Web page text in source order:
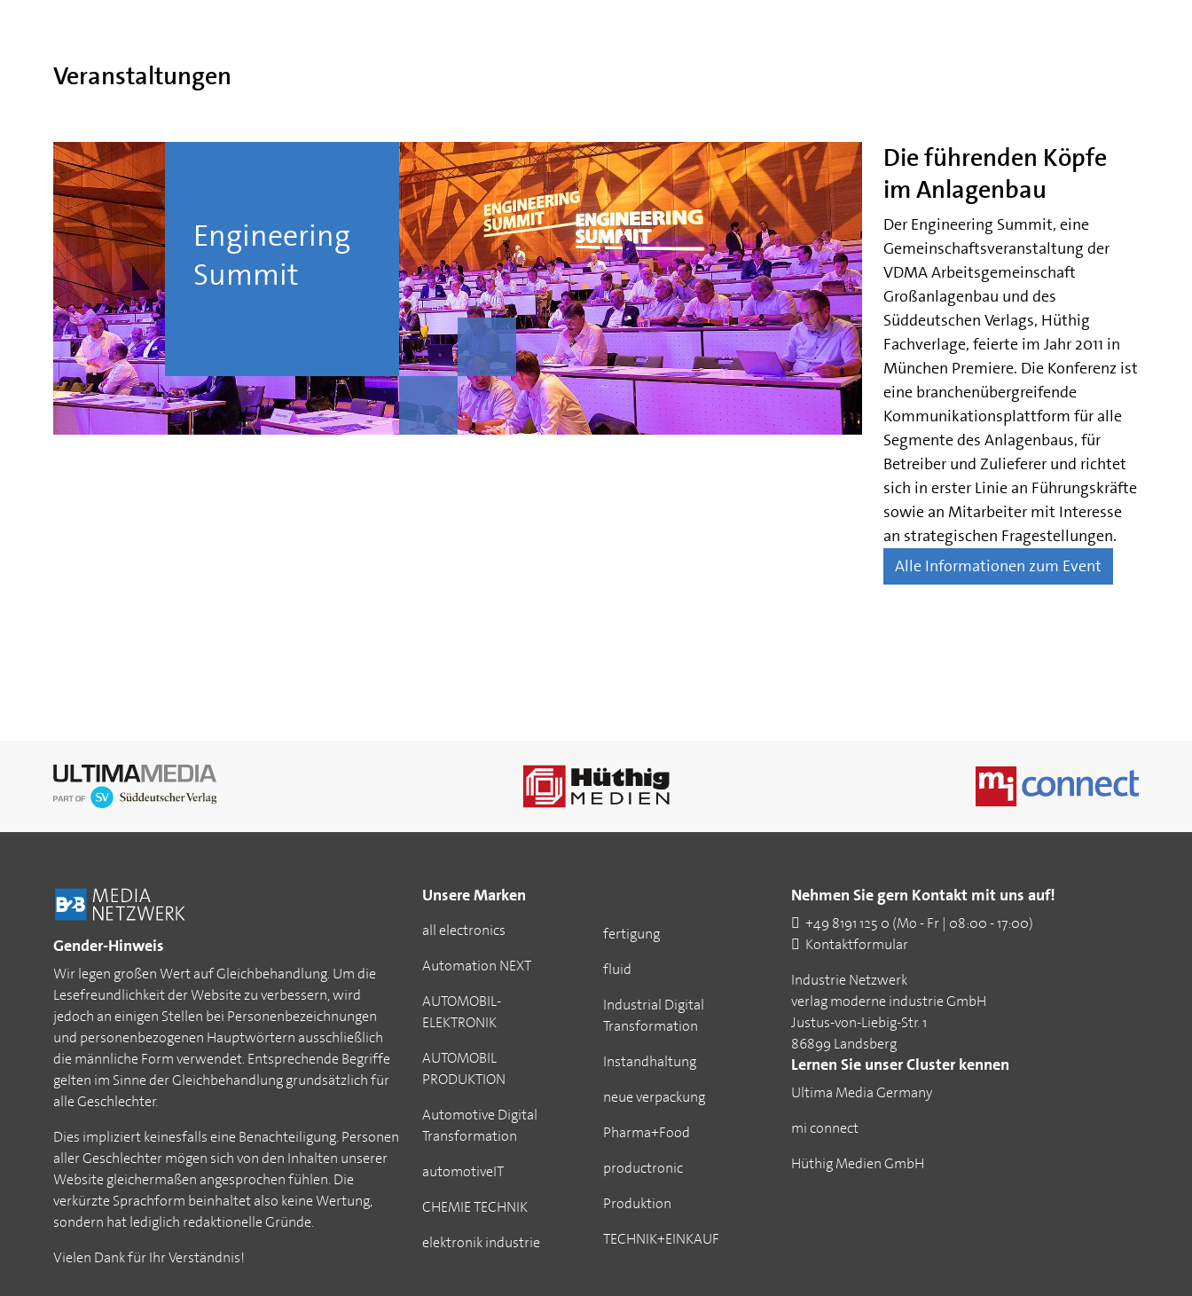
06221 - 489 206
jona.goebelbecker(at)huethig-
medien(dot)de
Veranstaltungen
Engineering
Summit
Die führenden Köpfe
im Anlagenbau
Der Engineering Summit, eine
Gemeinschaftsveranstaltung der
VDMA Arbeitsgemeinschaft
Großanlagenbau und des
Süddeutschen Verlags, Hüthig
Fachverlage, feierte im Jahr 2011 in
München Premiere. Die Konferenz ist
eine branchenübergreifende
Kommunikationsplattform für alle
Segmente des Anlagenbaus, für
Betreiber und Zulieferer und richtet
sich in erster Linie an Führungskräfte
sowie an Mitarbeiter mit Interesse
an strategischen Fragestellungen.
Alle Informationen zum Event
Gender-Hinweis
Wir legen großen Wert auf Gleichbehandlung. Um die
Lesefreundlichkeit der Website zu verbessern, wird
jedoch an einigen Stellen bei Personenbezeichnungen
und personenbezogenen Hauptwörtern ausschließlich
die männliche Form verwendet. Entsprechende Begriffe
gelten im Sinne der Gleichbehandlung grundsätzlich für
alle Geschlechter.
Dies impliziert keinesfalls eine Benachteiligung. Personen
aller Geschlechter mögen sich von den Inhalten unserer
Website gleichermaßen angesprochen fühlen. Die
verkürzte Sprachform beinhaltet also keine Wertung,
sondern hat lediglich redaktionelle Gründe.
Vielen Dank für Ihr Verständnis!
Unsere Marken
all electronics
Automation NEXT
AUTOMOBIL-
ELEKTRONIK
AUTOMOBIL
PRODUKTION
Automotive Digital
Transformation
automotiveIT
CHEMIE TECHNIK
elektronik industrie
fertigung
fluid
Industrial Digital
Transformation
Instandhaltung
neue verpackung
Pharma+Food
productronic
Produktion
TECHNIK+EINKAUF
Nehmen Sie gern Kontakt mit uns auf!
+49 8191 125 0 (Mo - Fr | 08:00 - 17:00)
Kontaktformular
Industrie Netzwerk
verlag moderne industrie GmbH
Justus-von-Liebig-Str. 1
86899 Landsberg
Lernen Sie unser Cluster kennen
Ultima Media Germany
mi connect
Hüthig Medien GmbH